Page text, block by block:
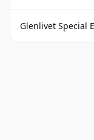
Glenlivet Special